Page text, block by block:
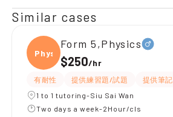
Similar cases
Physi
Form 5,Physics
$250/hr
有耐性 提供練習題/試題 提供筆記
1 to 1 tutoring-Siu Sai Wan
Two days a week-2Hour/cls